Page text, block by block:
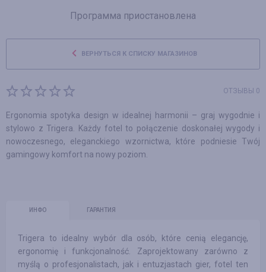
Программа приостановлена
ВЕРНУТЬСЯ К СПИСКУ МАГАЗИНОВ
ОТЗЫВЫ 0
Ergonomia spotyka design w idealnej harmonii – graj wygodnie i
stylowo z Trigera. Każdy fotel to połączenie doskonałej wygody i
nowoczesnego, eleganckiego wzornictwa, które podniesie Twój
gamingowy komfort na nowy poziom.
ИНФО ГАРАНТИЯ
Trigera to idealny wybór dla osób, które cenią elegancję,
ergonomię i funkcjonalność. Zaprojektowany zarówno z
myślą o profesjonalistach, jak i entuzjastach gier, fotel ten